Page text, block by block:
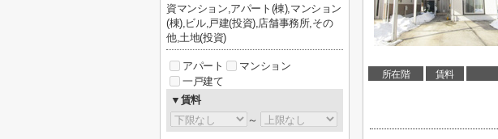
所在階 賃料
資マンション,アパート(棟),マンション
(棟),ビル,戸建(投資),店舗事務所,その
他,土地(投資)
アパート
マンション
一戸建て
▼賃料
～